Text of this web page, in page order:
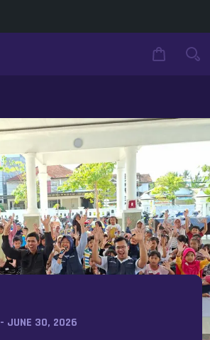
- JUNE 30, 2026